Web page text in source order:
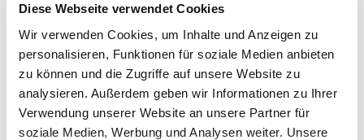
Diese Webseite verwendet Cookies
Wir verwenden Cookies, um Inhalte und Anzeigen zu
personalisieren, Funktionen für soziale Medien anbieten
zu können und die Zugriffe auf unsere Website zu
analysieren. Außerdem geben wir Informationen zu Ihrer
Verwendung unserer Website an unsere Partner für
soziale Medien, Werbung und Analysen weiter. Unsere